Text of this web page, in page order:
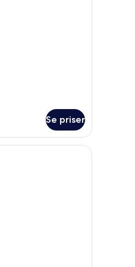
Se priser
med toalett och handfat samt en
med en stor säng, ett